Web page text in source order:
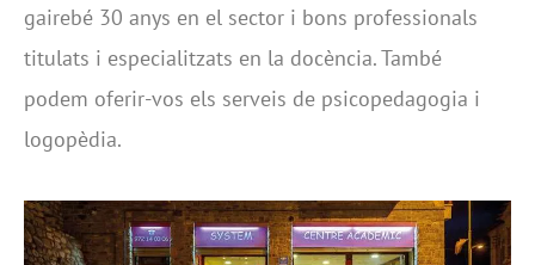
gairebé 30 anys en el sector i bons professionals
titulats i especialitzats en la docència. També
podem oferir-vos els serveis de psicopedagogia i
logopèdia.